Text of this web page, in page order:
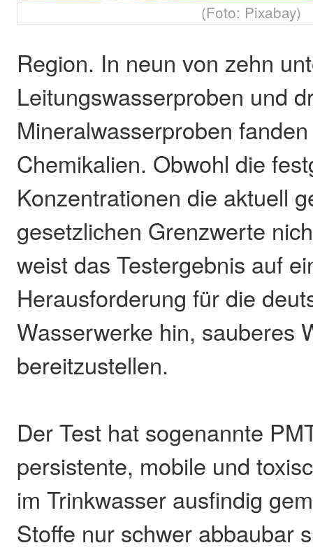
(Foto: Pixabay)
Region. In neun von zehn
Leitungswasserproben und
Mineralwasserproben
Chemikalien. Obwohl die
Konzentrationen die aktuell
gesetzlichen Grenzwerte
weist das Testergebnis auf
Herausforderung für die
Wasserwerke hin, sauberes
bereitzustellen.
Der Test hat sogenannte
persistente, mobile und
im Trinkwasser ausfindig
Stoffe nur schwer abbaubar